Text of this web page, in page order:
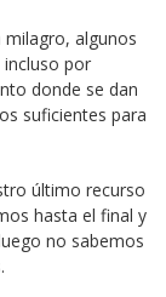
algunos
por
donde se dan
suficientes para
último recurso
hasta el final y
no sabemos